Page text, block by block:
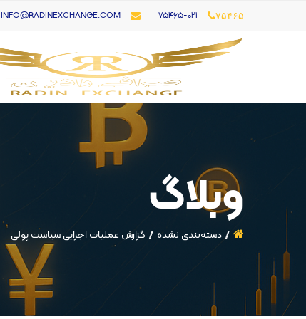
۷۵۴۶۵ INFO@RADINEXCHANGE.COM
وبلاگ
دسته‌بندی نشده گزارش عملیات اجرایی سیاست پولی